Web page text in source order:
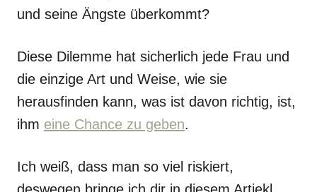
und seine Ängste überkommt?
Diese Dilemme hat sicherlich jede Frau und
die einzige Art und Weise, wie sie
herausfinden kann, was ist davon richtig, ist,
ihm eine Chance zu geben.
Ich weiß, dass man so viel riskiert,